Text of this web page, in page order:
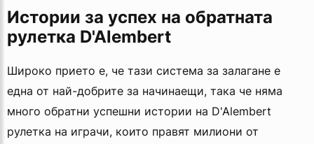
Истории за успех на обратната
рулетка D'Alembert
Широко прието е, че тази система за залагане е
една от най-добрите за начинаещи, така че няма
много обратни успешни истории на D'Alembert
рулетка на играчи, които правят милиони от